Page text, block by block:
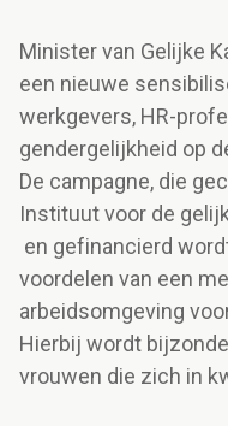
Minister van Gelijke
een nieuwe
werkgevers, HR-
gendergelijkheid op
De campagne, die
Instituut voor de
en gefinancierd
voordelen van een
arbeidsomgeving
Hierbij wordt
vrouwen die zich in